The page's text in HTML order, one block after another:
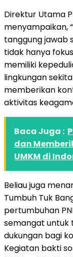
Direktur Utama
menyampaikan,
tanggung jawab
tidak hanya
memiliki
lingkungan
memberikan
aktivitas
Baca Juga :
dan
UMKM di
Beliau juga
Tumbuh Tuk
pertumbuhan
semangat untuk
dukungan bagi
Kegiatan bakti